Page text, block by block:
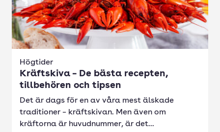
Högtider
Kräftskiva – De bästa recepten,
tillbehören och tipsen
Det är dags för en av våra mest älskade
traditioner – kräftskivan. Men även om
kräftorna är huvudnummer, är det...